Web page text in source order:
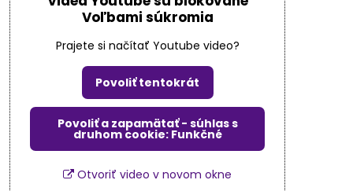
Voľbami súkromia
Prajete si načítať Youtube video?
Povoliť tentokrát
Povoliť a zapamätať - súhlas s
druhom cookie: Funkčné
Otvoriť video v novom okne